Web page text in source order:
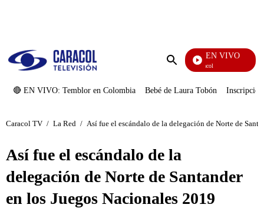
Enviar
EN VIVO
Noticias Caracol
🔴 EN VIVO: Temblor en Colombia Bebé de Laura Tobón
Caracol TV / La Red / Así fue el escándalo de la delegación de Norte de
Así fue el escándalo de la
delegación de Norte de Santander
en los Juegos Nacionales 2019